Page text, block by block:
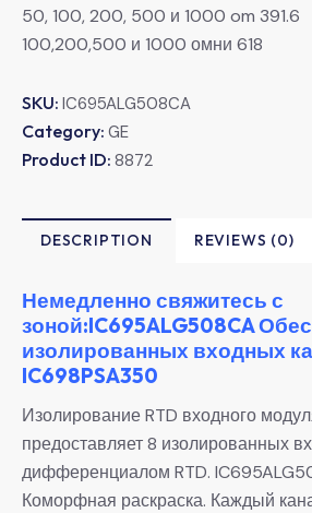
50, 100, 200, 500 и 1000 om 391.6
100,200,500 и 1000 омни 618
SKU: IC695ALG508CA
Category: GE
Product ID: 8872
DESCRIPTION REVIEWS (0)
Немедленно свяжитесь с
зоной:IC695ALG508CA
изолированных входных
IC698PSA350
Изолирование RTD входного
предоставляет 8 изолированных
дифференциалом RTD.
Коморфная раскраска. Каждый